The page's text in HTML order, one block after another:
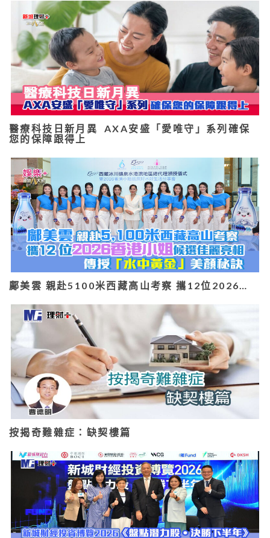
醫療科技日新月異 AXA安盛「愛唯守」系列確保
您的保障跟得上
鄺美雲 親赴5100米西藏高山考察 攜12位2026…
按揭奇難雜症：缺契樓篇